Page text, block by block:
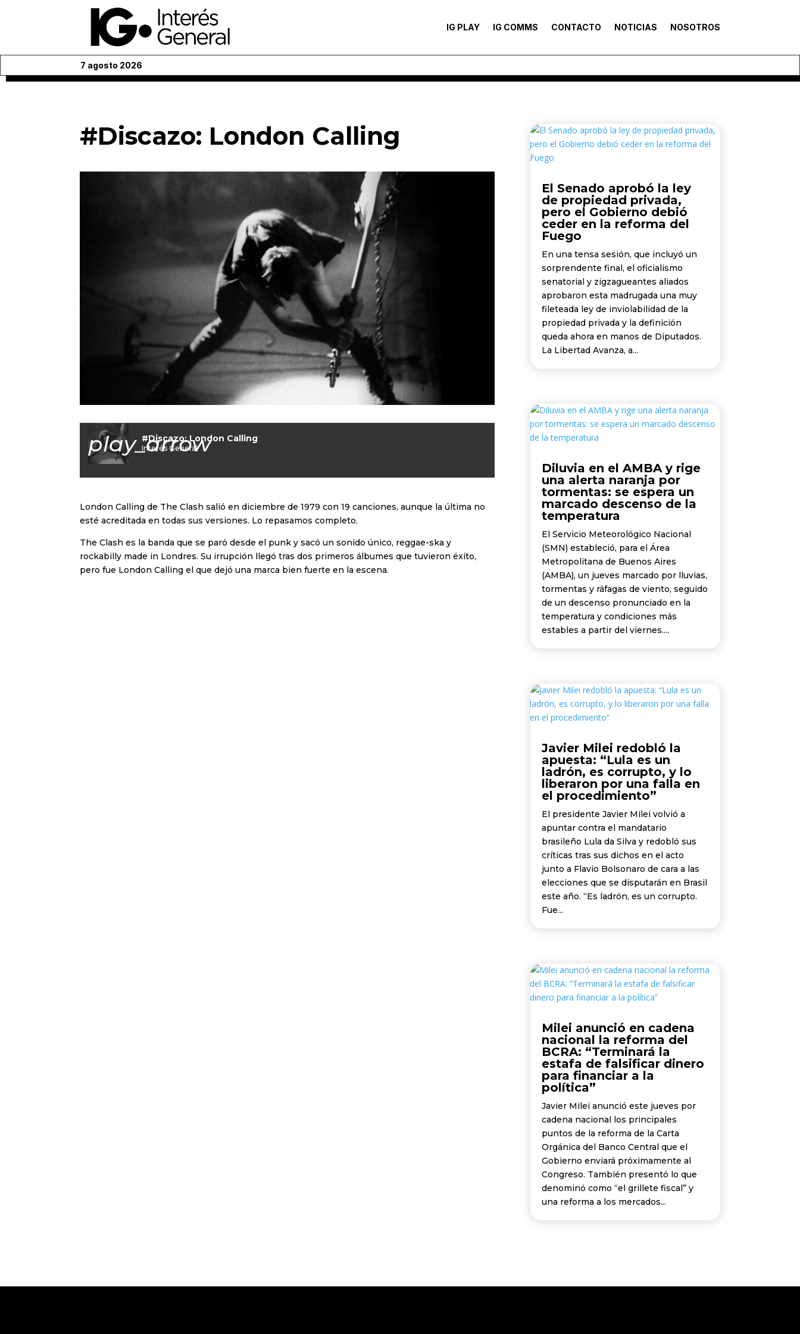
IG PLAY IG COMMS CONTACTO NOTICIAS NOSOTROS
7 agosto 2026
#Discazo: London Calling
play_arrow
#Discazo: London Calling
Interés General
London Calling de The Clash salió en diciembre de 1979 con 19 canciones, aunque la última no
esté acreditada en todas sus versiones. Lo repasamos completo.
The Clash es la banda que se paró desde el punk y sacó un sonido único, reggae-ska y
rockabilly made in Londres. Su irrupción llegó tras dos primeros álbumes que tuvieron éxito,
pero fue London Calling el que dejó una marca bien fuerte en la escena.
El Senado aprobó la ley
de propiedad privada,
pero el Gobierno debió
ceder en la reforma del
Fuego
En una tensa sesión, que incluyó un
sorprendente final, el oficialismo
senatorial y zigzagueantes aliados
aprobaron esta madrugada una muy
fileteada ley de inviolabilidad de la
propiedad privada y la definición
queda ahora en manos de Diputados.
La Libertad Avanza, a...
Diluvia en el AMBA y rige
una alerta naranja por
tormentas: se espera un
marcado descenso de la
temperatura
El Servicio Meteorológico Nacional
(SMN) estableció, para el Área
Metropolitana de Buenos Aires
(AMBA), un jueves marcado por lluvias,
tormentas y ráfagas de viento, seguido
de un descenso pronunciado en la
temperatura y condiciones más
estables a partir del viernes....
Javier Milei redobló la
apuesta: “Lula es un
ladrón, es corrupto, y lo
liberaron por una falla en
el procedimiento”
El presidente Javier Milei volvió a
apuntar contra el mandatario
brasileño Lula da Silva y redobló sus
críticas tras sus dichos en el acto
junto a Flavio Bolsonaro de cara a las
elecciones que se disputarán en Brasil
este año. “Es ladrón, es un corrupto.
Fue...
Milei anunció en cadena
nacional la reforma del
BCRA: “Terminará la
estafa de falsificar dinero
para financiar a la
política”
Javier Milei anunció este jueves por
cadena nacional los principales
puntos de la reforma de la Carta
Orgánica del Banco Central que el
Gobierno enviará próximamente al
Congreso. También presentó lo que
denominó como “el grillete fiscal” y
una reforma a los mercados...